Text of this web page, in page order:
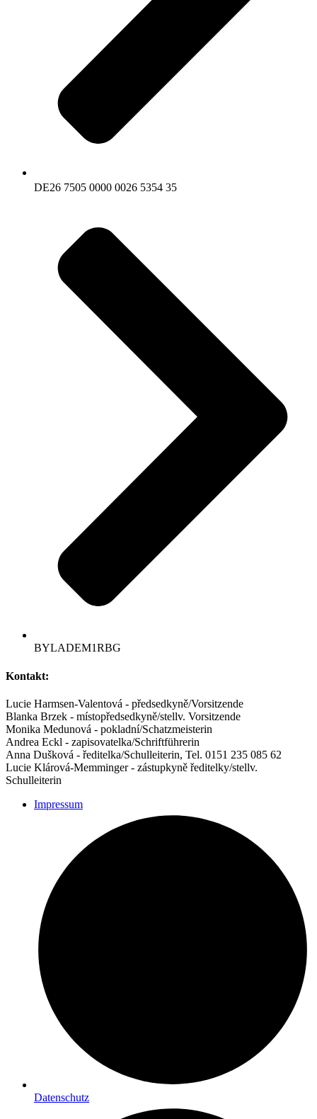
DE26 7505 0000 0026 5354 35
BYLADEM1RBG
Kontakt:
Lucie Harmsen-Valentová - předsedkyně/Vorsitzende
Blanka Brzek - místopředsedkyně/stellv. Vorsitzende
Monika Medunová - pokladní/Schatzmeisterin
Andrea Eckl - zapisovatelka/Schriftführerin
Anna Dušková - ředitelka/Schulleiterin, Tel. 0151 235 085 62
Lucie Klárová-Memminger - zástupkyně ředitelky/stellv.
Schulleiterin
Impressum
Datenschutz